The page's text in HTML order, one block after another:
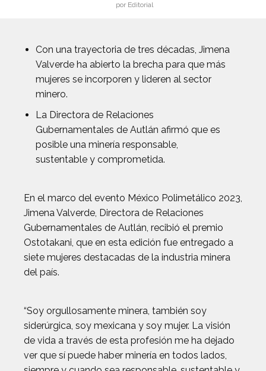
por Editorial
Con una trayectoria de tres décadas, Jimena
Valverde ha abierto la brecha para que más
mujeres se incorporen y lideren al sector
minero.
La Directora de Relaciones
Gubernamentales de Autlán afirmó que es
posible una minería responsable,
sustentable y comprometida.
En el marco del evento México Polimetálico 2023,
Jimena Valverde, Directora de Relaciones
Gubernamentales de Autlán, recibió el premio
Ostotakani, que en esta edición fue entregado a
siete mujeres destacadas de la industria minera
del país.
“Soy orgullosamente minera, también soy
siderúrgica, soy mexicana y soy mujer. La visión
de vida a través de esta profesión me ha dejado
ver que sí puede haber minería en todos lados,